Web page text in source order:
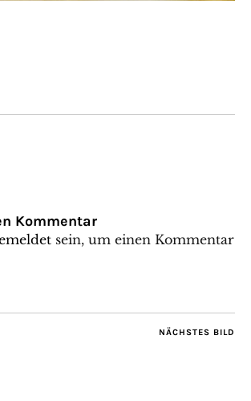
Kommentar
sein, um einen Kommentar
NÄCHSTES BILD